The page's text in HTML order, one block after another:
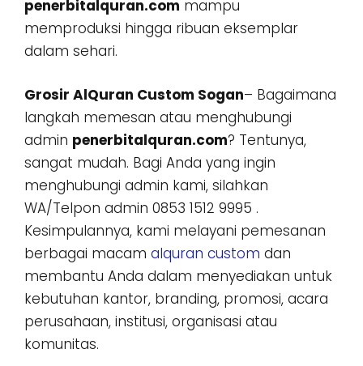
penerbitalquran.com mampu
memproduksi hingga ribuan eksemplar
dalam sehari.
Grosir AlQuran Custom Sogan– Bagaimana
langkah memesan atau menghubungi
admin penerbitalquran.com? Tentunya,
sangat mudah. Bagi Anda yang ingin
menghubungi admin kami, silahkan
WA/Telpon admin 0853 1512 9995 .
Kesimpulannya, kami melayani pemesanan
berbagai macam alquran custom dan
membantu Anda dalam menyediakan untuk
kebutuhan kantor, branding, promosi, acara
perusahaan, institusi, organisasi atau
komunitas.